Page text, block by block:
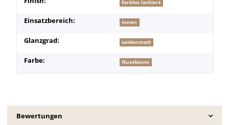
farblos lackiert
Einsatzbereich: innen
Glanzgrad: seidenmatt
Farbe: Nussbaum
Bewertungen